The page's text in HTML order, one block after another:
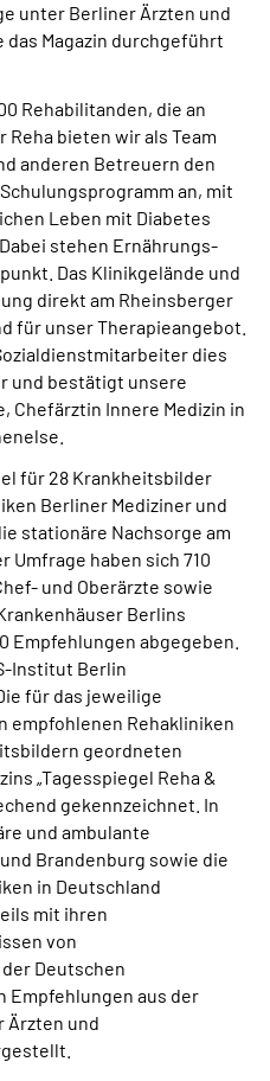
unter Berliner Ärzten und
Magazin durchgeführt
Rehabilitanden, die an
bieten wir als Team
anderen Betreuern den
an, mit
Leben mit Diabetes
stehen Ernährungs-
Das Klinikgelände und
direkt am Rheinsberger
für unser Therapieangebot.
dies
und bestätigt unsere
Chefärztin Innere Medizin in
für 28 Krankheitsbilder
Berliner Mediziner und
stationäre Nachsorge am
Umfrage haben sich 710
und Oberärzte sowie
Berlins
Empfehlungen abgegeben.
Institut Berlin
für das jeweilige
empfohlenen Rehakliniken
geordneten
„Tagesspiegel Reha &
gekennzeichnet. In
und ambulante
Brandenburg sowie die
in Deutschland
mit ihren
von
Deutschen
Empfehlungen aus der
Ärzten und